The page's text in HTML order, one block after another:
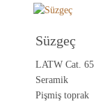
Süzgeç
LATW Cat. 65
Seramik
Pişmiş toprak